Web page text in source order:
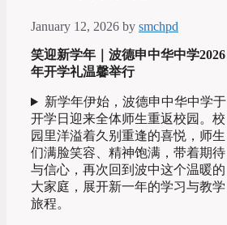
January 12, 2026 by smchpd
笑迎新学年｜波德申中华中学2026
年开学礼温馨举行
新学年伊始，波德申中华中学于
开学日迎来全体师生重返校园。校
园里洋溢着久别重逢的喜悦，师生
们满脸笑容、精神饱满，带着期待
与信心，再次回到波中这个温暖的
大家庭，展开新一年的学习与教学
旅程。